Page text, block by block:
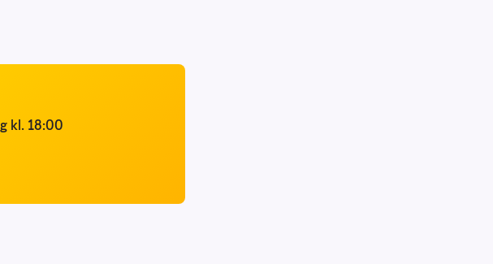
kl. 18:00